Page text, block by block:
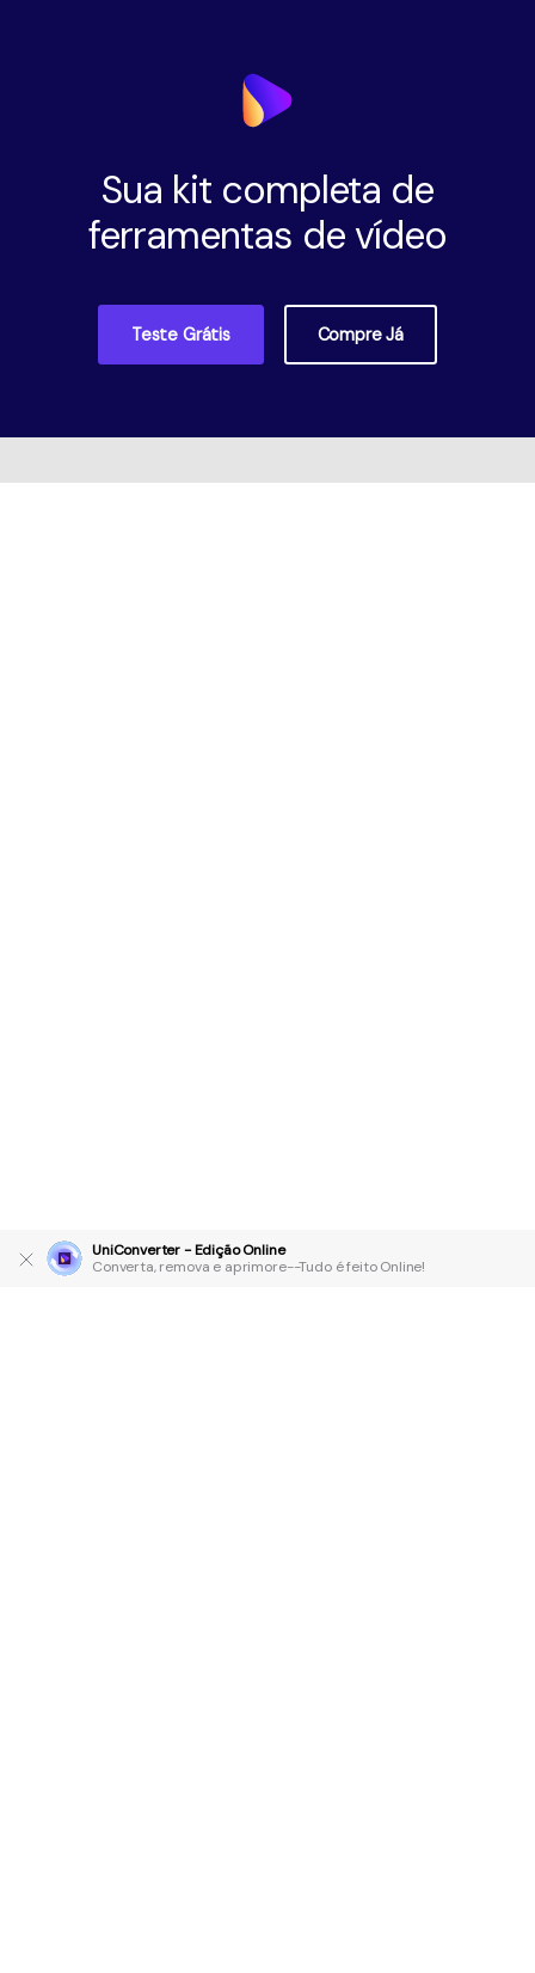
Sua kit completa de
ferramentas de vídeo
Teste Grátis Compre Já
UniConverter - Edição Online
Converta, remova e aprimore--Tudo é feito Online!